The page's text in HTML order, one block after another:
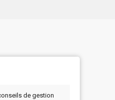
de gestion